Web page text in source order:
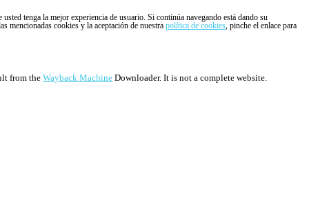
tenga la mejor experiencia de usuario. Si continúa navegando está dando su
mencionadas cookies y la aceptación de nuestra política de cookies, pinche el enlace para
from the Wayback Machine Downloader. It is not a complete website.